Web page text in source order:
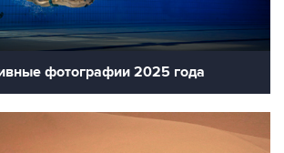
фотографии 2025 года